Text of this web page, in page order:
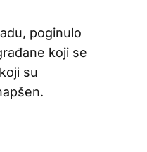
poginulo
koji se
su